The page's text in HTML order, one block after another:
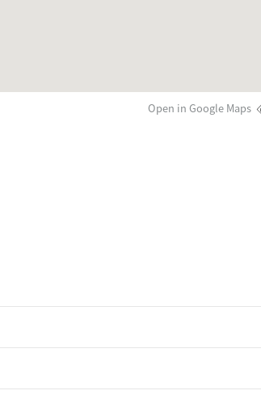
Open in Google Maps